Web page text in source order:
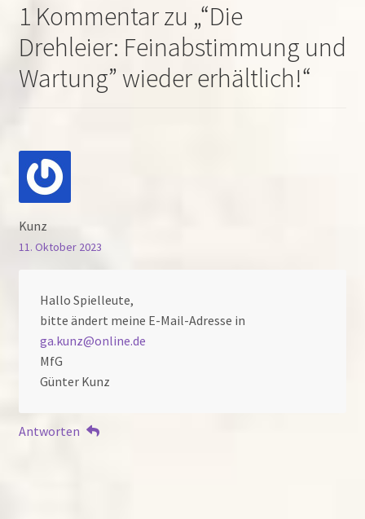
1 Kommentar zu „“Die
Drehleier: Feinabstimmung und
Wartung” wieder erhältlich!“
Kunz
11. Oktober 2023
Hallo Spielleute,
bitte ändert meine E-Mail-Adresse in
ga.kunz@online.de
MfG
Günter Kunz
Antworten